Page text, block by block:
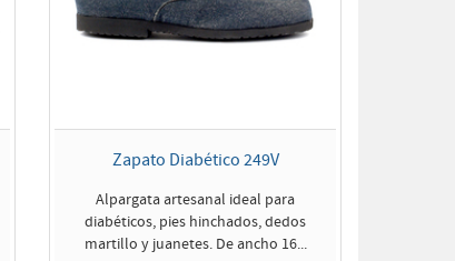
Zapato Diabético 249V
Alpargata artesanal ideal para
diabéticos, pies hinchados, dedos
martillo y juanetes. De ancho 16...